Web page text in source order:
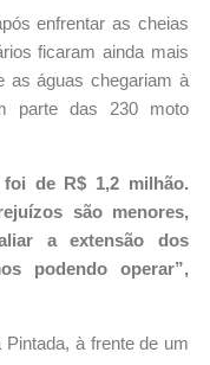
enfrentar as cheias
ficaram ainda mais
as águas chegariam à
parte das 230 moto
de R$ 1,2 milhão.
são menores,
a extensão dos
podendo operar”,
à frente de um